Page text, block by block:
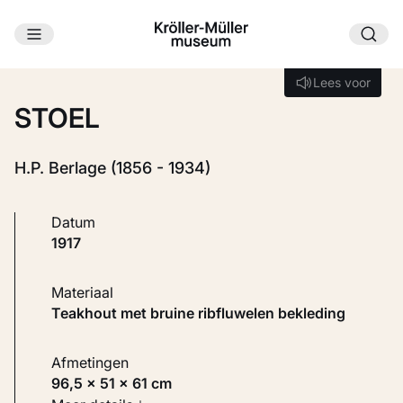
Ga naar hoofdinhoud
Lees voor
Lees voor
STOEL
H.P. Berlage (1856 - 1934)
Datum
1917
Materiaal
Teakhout met bruine ribfluwelen bekleding
Afmetingen
96,5 × 51 × 61 cm